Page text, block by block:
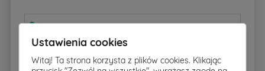
Ustawienia cookies
Witaj! Ta strona korzysta z plików cookies. Klikając